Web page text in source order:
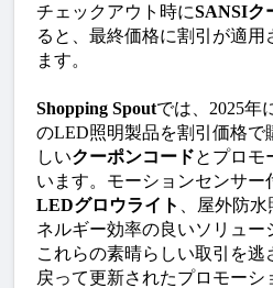
チェックアウト時にSANSIク
ると、最終価格に割引が適用
ます。
Shopping Spoutでは、2025年
のLED照明製品を割引価格で
しいクーポンコードとプロモ
います。モーションセンサー
LEDグロウライト
、屋外防水
ネルギー効率の良いソリュー
これらの素晴らしい取引を
戻って更新されたプロモーシ